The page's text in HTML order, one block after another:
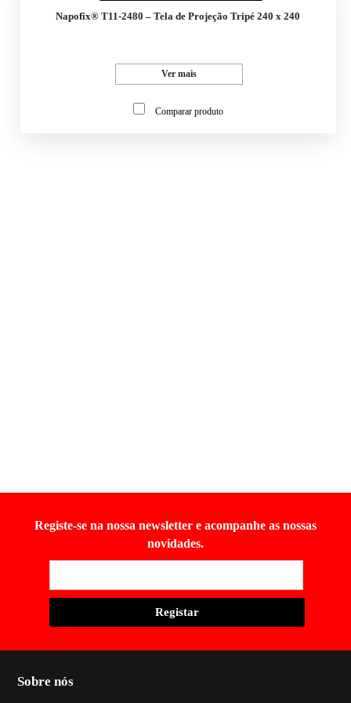
Napofix® T11-2480 – Tela de Projeção Tripé 240 x 240
Ver mais
Comparar produto
Registe-se na nossa newsletter e acompanhe as nossas
novidades.
Sobre nós